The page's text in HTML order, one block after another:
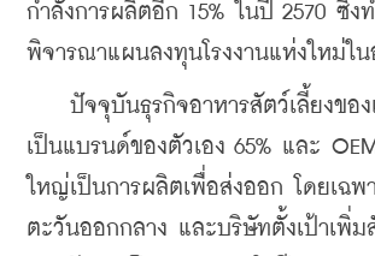
กำลังการผลิตอีก 15% ในปี 2570 ซึ่งท
พิจารณาแผนลงทุนโรงงานแห่งใหม่ใ
ปัจจุบันธุรกิจอาหารสัตว์เลี้ยงของ
เป็นแบรนด์ของตัวเอง 65% และ
ใหญ่เป็นการผลิตเพื่อส่งออก โดยเฉพ
ตะวันออกกลาง และบริษัทตั้งเป้าเพิ่